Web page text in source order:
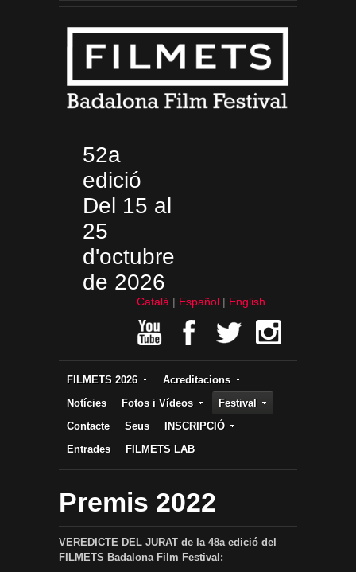
52a
edició
Del 15 al
25
d'octubre
de 2026
Català Español English
FILMETS 2026
Acreditacions
Notícies
Fotos i Vídeos
Festival
Contacte
Seus
INSCRIPCIÓ
Entrades
FILMETS LAB
Premis 2022
VEREDICTE DEL JURAT de la 48a edició del
FILMETS Badalona Film Festival: